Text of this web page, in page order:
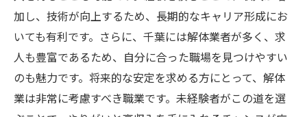
加し、技術が向上するため、長期的なキャリア形成にお
いても有利です。さらに、千葉には解体業者が多く、求
人も豊富であるため、自分に合った職場を見つけやすい
のも魅力です。将来的な安定を求める方にとって、解体
業は非常に考慮すべき職業です。未経験者がこの道を選